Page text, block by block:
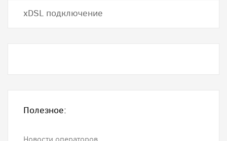
хDSL подключение
Полезное: